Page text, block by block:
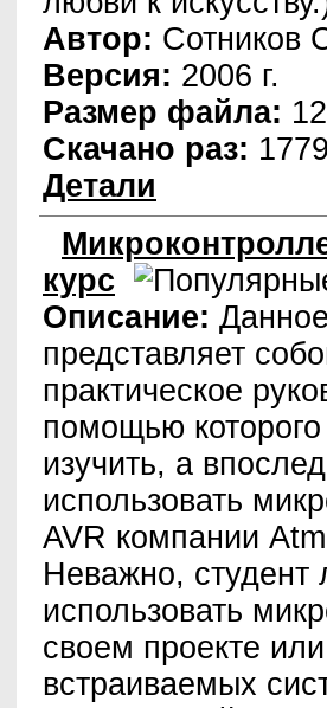
Автор: Сотников
Версия: 2006 г.
Размер файла:
Скачано раз:
Детали
курс
Описание:
представляет
практическое
помощью
изучить, а
использовать
AVR компании
Неважно,
использовать
своем проекте
встраиваемых